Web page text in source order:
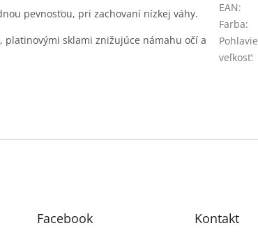
pevnosťou, pri zachovaní nízkej váhy.
sklami znižujúce námahu očí a
EAN:
Farba:
Pohlavie
veľkosť:
Facebook Kontakt